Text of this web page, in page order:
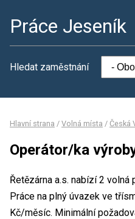
Práce Jeseník
Hledat zaměstnání
Hlavní strana / Volná místa / Česká
Operátor/ka
Řetězárna a.s. nabízí 2
Práce na plný úvazek ve
Kč/měsíc. Minimální